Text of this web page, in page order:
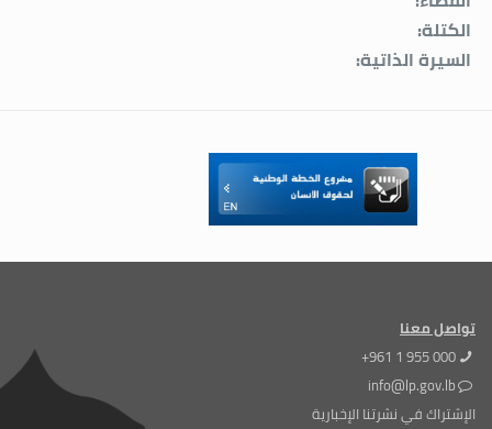
الكتلة:
السيرة الذاتية:
تواصل معنا
+961 1 955 000
info@lp.gov.lb
الإشتراك في نشرتنا الإخبارية